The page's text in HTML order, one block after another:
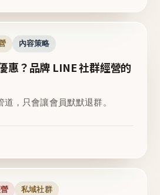
內容策略
惠？品牌 LINE 社群經營的
，只會讓會員默默退群。
私域社群